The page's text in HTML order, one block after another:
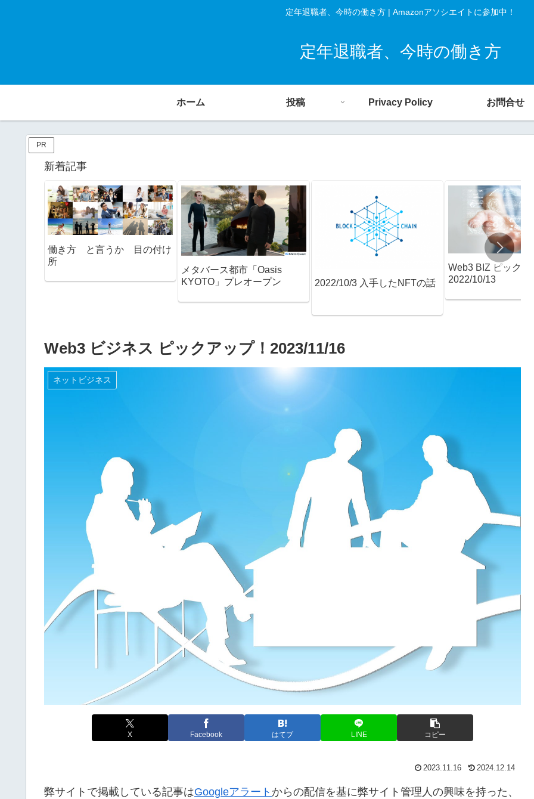
定年退職者、今時の働き方 | Amazonアソシエイトに参加中！
定年退職者、今時の働き方
ホーム 投稿 Privacy Policy お問合せ
PR
新着記事
働き方 と言うか 目の付け
所
メタバース都市「Oasis
KYOTO」プレオープン
2022/10/3 入手したNFTの話
Web3 BIZ ピックア
2022/10/13
Web3 ビジネス ピックアップ！2023/11/16
ネットビジネス
X Facebook はてブ LINE コピー
2023.11.16 2024.12.14
弊サイトで掲載している記事はGoogleアラート からの配信を基に弊サイト管理人の興味を持った、